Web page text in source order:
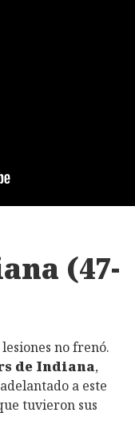
(47-
no frenó.
de Indiana,
a este
tuvieron sus